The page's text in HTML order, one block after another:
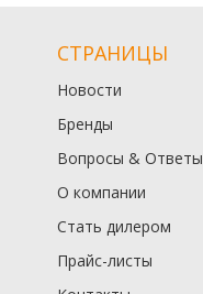
СТРАНИЦЫ
Новости
Бренды
Вопросы & Ответы
О компании
Стать дилером
Прайс-листы